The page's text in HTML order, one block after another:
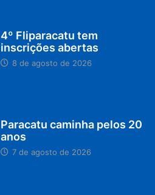
4º Fliparacatu tem
inscrições abertas
8 de agosto de 2026
Paracatu caminha pelos 20
anos
7 de agosto de 2026